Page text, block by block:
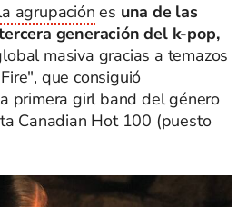
agrupación es una de las
generación del k-pop,
masiva gracias a temazos
que consiguió
primera girl band del género
Canadian Hot 100 (puesto